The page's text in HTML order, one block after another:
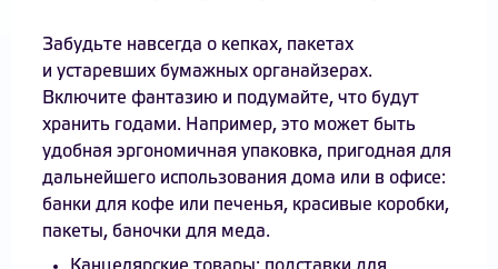
Забудьте навсегда о кепках, пакетах
и устаревших бумажных органайзерах.
Включите фантазию и подумайте, что будут
хранить годами. Например, это может быть
удобная эргономичная упаковка, пригодная для
дальнейшего использования дома или в офисе:
банки для кофе или печенья, красивые коробки,
пакеты, баночки для меда.